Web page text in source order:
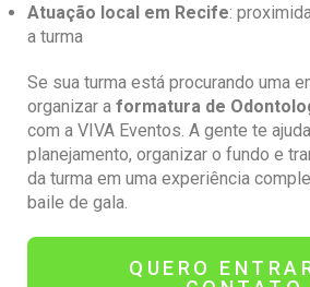
Atuação local em Recife:
a turma
Se sua turma está procurando uma
organizar a formatura de
com a VIVA Eventos. A gente te
planejamento, organizar o fundo e
da turma em uma experiência
baile de gala.
QUERO